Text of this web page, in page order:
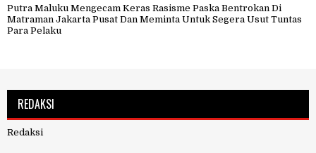
Putra Maluku Mengecam Keras Rasisme Paska Bentrokan Di
Matraman Jakarta Pusat Dan Meminta Untuk Segera Usut Tuntas
Para Pelaku
REDAKSI
Redaksi